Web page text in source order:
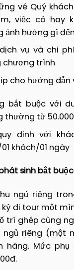
vé Quý
việc có hay
ảnh hưởng gì
vụ và chi
chương trình
cho hướng dẫn
bắt buộc với
thường từ
định với
khách/01 ngày
sinh bắt
ngủ riêng
đi tour một
trí ghép cùng
ngủ riêng (một
hàng. Mức